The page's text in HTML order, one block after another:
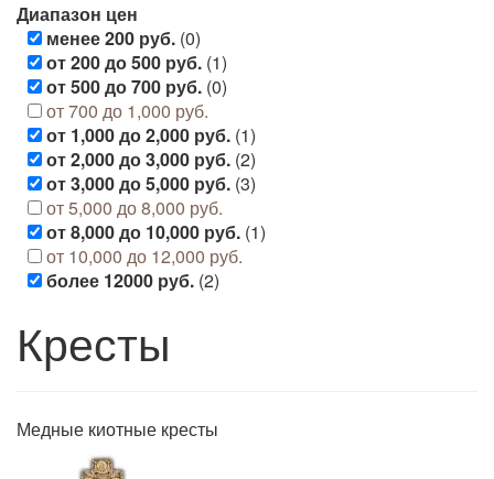
Диапазон цен
менее 200 руб. (0)
от 200 до 500 руб. (1)
от 500 до 700 руб. (0)
от 700 до 1,000 руб.
от 1,000 до 2,000 руб. (1)
от 2,000 до 3,000 руб. (2)
от 3,000 до 5,000 руб. (3)
от 5,000 до 8,000 руб.
от 8,000 до 10,000 руб. (1)
от 10,000 до 12,000 руб.
более 12000 руб. (2)
Кресты
Медные киотные кресты